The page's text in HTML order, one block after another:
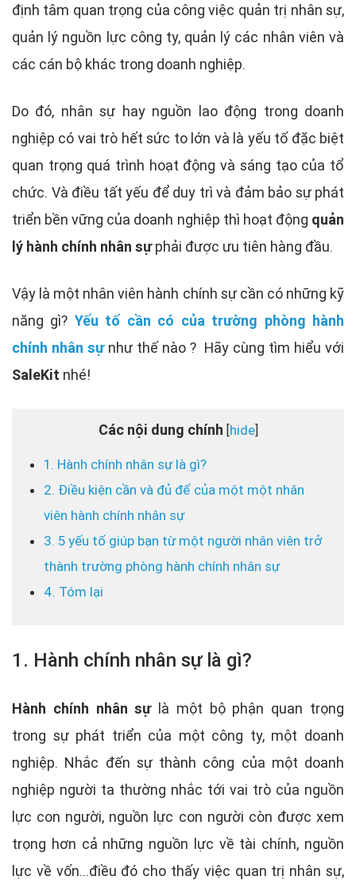
định tâm quan trọng của công việc quản trị nhân sự,
quản lý nguồn lực công ty, quản lý các nhân viên và
các cán bộ khác trong doanh nghiệp.
Do đó, nhân sự hay nguồn lao động trong doanh
nghiệp có vai trò hết sức to lớn và là yếu tố đặc biệt
quan trọng quá trình hoạt động và sáng tạo của tổ
chức. Và điều tất yếu để duy trì và đảm bảo sự phát
triển bền vững của doanh nghiệp thì hoạt động quản
lý hành chính nhân sựphải được ưu tiên hàng đầu.
Vậy là một nhân viên hành chính sự cần có những kỹ
năng gì? Yếu tố cần có của trường phòng hành
chính nhân sự như thế nào ? Hãy cùng tìm hiểu với
SaleKit nhé!
Các nội dung chính [hide]
1. Hành chính nhân sự là gì?
2. Điều kiện cần và đủ để của một một nhân
viên hành chính nhân sự
3. 5 yếu tố giúp bạn từ một người nhân viên trở
thành trường phòng hành chính nhân sự
4. Tóm lại
1. Hành chính nhân sự là gì?
Hành chính nhân sựlà một bộ phận quan trọng
trong sự phát triển của một công ty, một doanh
nghiệp. Nhắc đến sự thành công của một doanh
nghiệp người ta thường nhắc tới vai trò của nguồn
lực con người, nguồn lực con người còn được xem
trọng hơn cả những nguồn lực về tài chính, nguồn
lực về vốn…điều đó cho thấy việc quan trị nhân sự,